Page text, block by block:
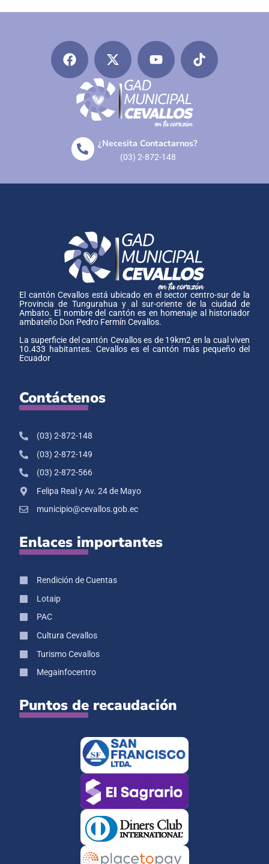
¿Necesita Contactarnos?
(03) 2-872-148
El cantón Cevallos está ubicado en el sector centro-sur de la
Provincia de Tungurahua y al sur-oriente de la ciudad de
Ambato. El nombre del cantón es en homenaje al historiador
ambateño Don Pedro Fermín Cevallos.
La superficie del cantón Cevallos es de 19km2 en la cual viven
10.433 habitantes. Cevallos es el cantón más pequeño del
Ecuador
Contáctenos
(03) 2-872-148
(03) 2-872-149
(03) 2-872-566
Felipa Real y Av. 24 de Mayo
municipio@cevallos.gob.ec
Enlaces importantes
Rendición de Cuentas
Lotaip
PAC
Cultura Cevallos
Turismo Cevallos
Megainfocentro
Puntos de recaudación